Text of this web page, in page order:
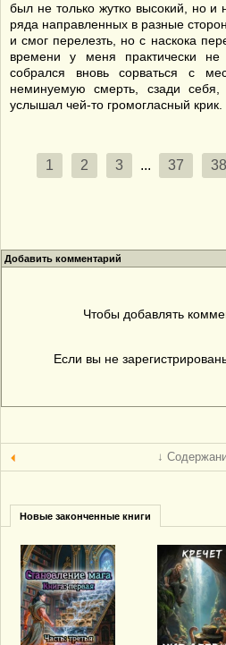
был не только жутко высокий, но
ряда направленных в разные
и смог перелезть, но с наскока
времени у меня практически
собрался вновь сорваться с
неминуемую смерть, сзади себя,
услышал чей-то громогласный крик.
1 2 3 ... 37 38
Добавить комментарий
Чтобы добавлять
Если вы не
↓
Новые законченные книги